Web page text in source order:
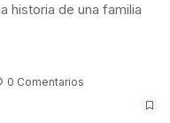
historia de una familia
0 Comentarios